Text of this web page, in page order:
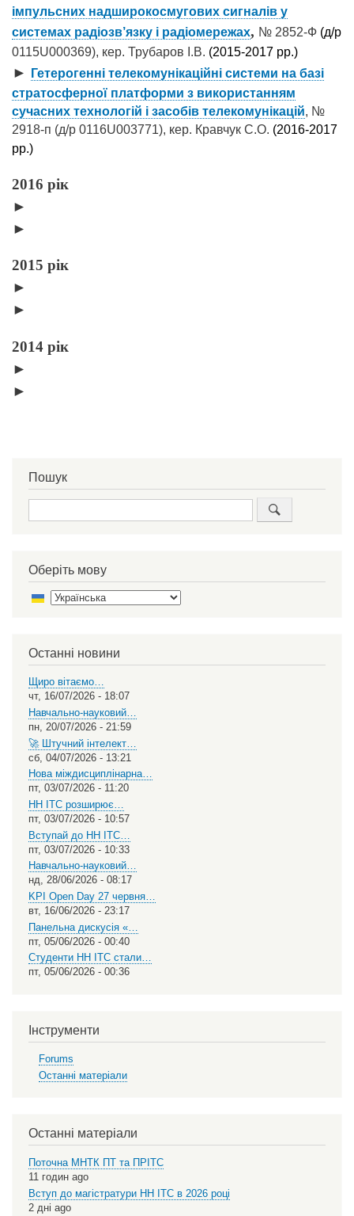
імпульсних надширокосмугових сигналів у
системах радіозв’язку і радіомережах, № 2852-Ф (д/р
0115U000369), кер. Трубаров І.В. (2015-2017 рр.)
►
Гетерогенні телекомунікаційні системи на базі
стратосферної платформи з використанням
сучасних технологій і засобів телекомунікацій, №
2918-п (д/р 0116U003771), кер. Кравчук С.О. (2016-2017
рр.)
2016 рік
►
►
2015 рік
►
►
2014 рік
►
►
Пошук
Оберіть мову
Останні новини
Щиро вітаємо…
чт, 16/07/2026 - 18:07
Навчально-науковий…
пн, 20/07/2026 - 21:59
🚀 Штучний інтелект…
сб, 04/07/2026 - 13:21
Нова міждисциплінарна…
пт, 03/07/2026 - 11:20
НН ІТС розширює…
пт, 03/07/2026 - 10:57
Вступай до НН ІТС…
пт, 03/07/2026 - 10:33
Навчально-науковий…
нд, 28/06/2026 - 08:17
KPI Open Day 27 червня…
вт, 16/06/2026 - 23:17
Панельна дискусія «…
пт, 05/06/2026 - 00:40
Студенти НН ІТС стали…
пт, 05/06/2026 - 00:36
Інструменти
Forums
Останні матеріали
Останні матеріали
Поточна МНТК ПТ та ПРІТС
11 годин ago
Вступ до магістратури НН ІТС в 2026 році
2 дні ago